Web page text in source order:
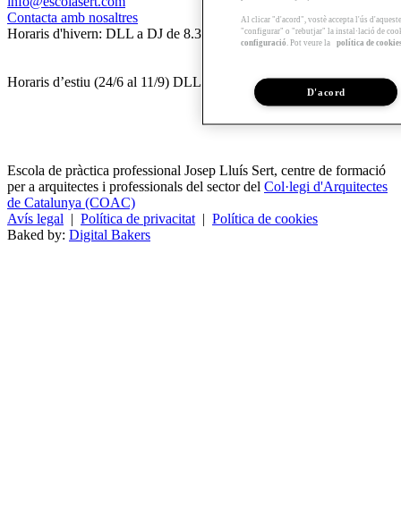
Contacta amb nosaltres
Horaris d'hivern: DLL a DJ de 8.30 a 16.30 h / DV de 8.30 a 14 h.
Horaris d’estiu (24/6 al 11/9) DLL a DV de 8.30 a 14 h.
Escola de pràctica professional Josep Lluís Sert, centre de formació
per a arquitectes i professionals del sector del Col·legi d'Arquitectes
de Catalunya (COAC)
Avís legal
Política de privacitat| Política de cookies
Baked by: Digital Bakers
Al clicar "d'acord", vostè accepta l'ús
"configurar" o "rebutjar" la instal·lació de
configuració . Pot veure la política de
D'acord